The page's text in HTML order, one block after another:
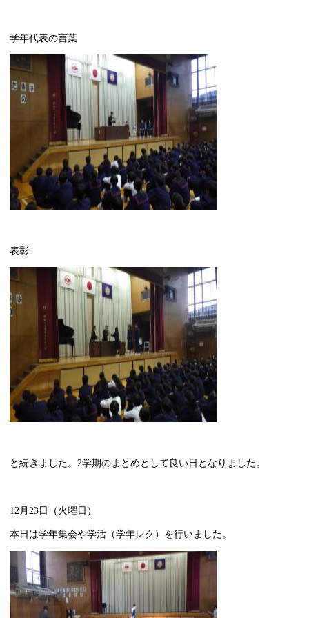
学年代表の言葉
表彰
と続きました。2学期のまとめとして良い日となりました。
12月23日（火曜日）
本日は学年集会や学活（学年レク）を行いました。